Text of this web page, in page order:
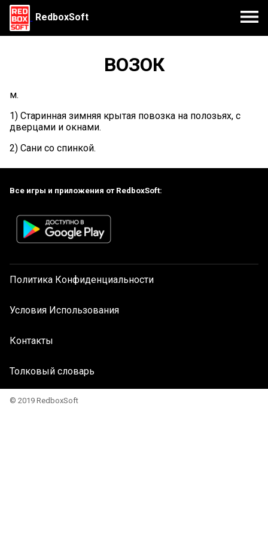
RedboxSoft
ВОЗОК
м.
1) Старинная зимняя крытая повозка на полозьях, с
дверцами и окнами.
2) Сани со спинкой.
Все игры и приложения от RedboxSoft:
Политика Конфиденциальности
Условия Использования
Контакты
Толковый словарь
© 2019 RedboxSoft